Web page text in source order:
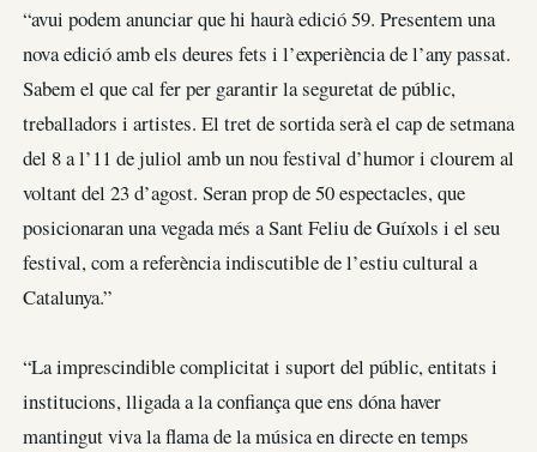
“avui podem anunciar que hi haurà edició 59. Presentem una
nova edició amb els deures fets i l’experiència de l’any passat.
Sabem el que cal fer per garantir la seguretat de públic,
treballadors i artistes. El tret de sortida serà el cap de setmana
del 8 a l’11 de juliol amb un nou festival d’humor i clourem al
voltant del 23 d’agost. Seran prop de 50 espectacles, que
posicionaran una vegada més a Sant Feliu de Guíxols i el seu
festival, com a referència indiscutible de l’estiu cultural a
Catalunya.”
“La imprescindible complicitat i suport del públic, entitats i
institucions, lligada a la confiança que ens dóna haver
mantingut viva la flama de la música en directe en temps